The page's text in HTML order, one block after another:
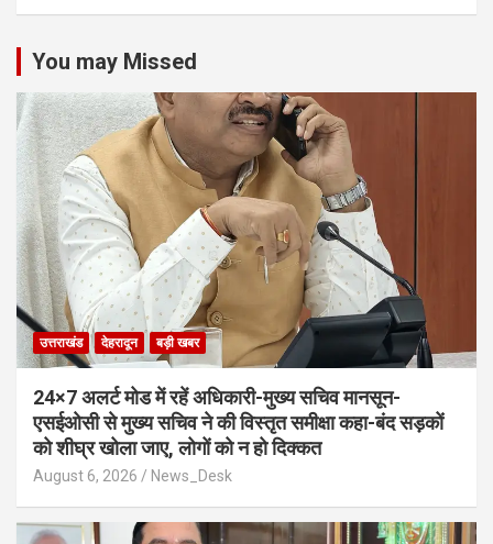
You may Missed
उत्तराखंड देहरादून बड़ी खबर
24×7 अलर्ट मोड में रहें अधिकारी-मुख्य सचिव मानसून-
एसईओसी से मुख्य सचिव ने की विस्तृत समीक्षा कहा-बंद सड़कों
को शीघ्र खोला जाए, लोगों को न हो दिक्कत
August 6, 2026 News_Desk